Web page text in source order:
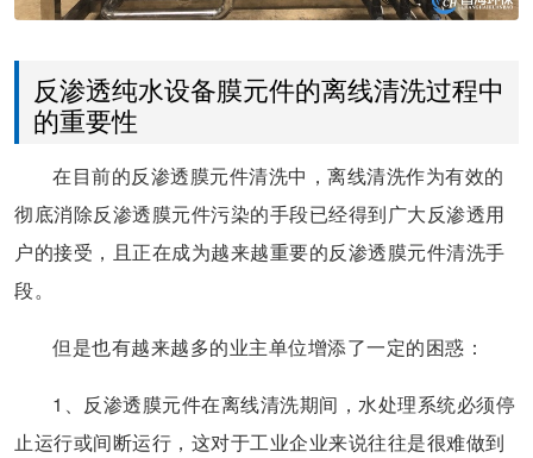
反渗透纯水设备膜元件的离线清洗过程中
的重要性
在目前的反渗透膜元件清洗中，离线清洗作为有效的
彻底消除反渗透膜元件污染的手段已经得到广大反渗透用
户的接受，且正在成为越来越重要的反渗透膜元件清洗手
段。
但是也有越来越多的业主单位增添了一定的困惑：
1、反渗透膜元件在离线清洗期间，水处理系统必须停
止运行或间断运行，这对于工业企业来说往往是很难做到